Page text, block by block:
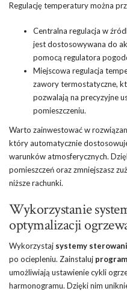
Regulację temperatury można
Centralna regulacja w
jest dostosowywana do
pomocą regulatora
Miejscowa regulacja
zawory termostatyczne,
pozwalają na precyzyjne
pomieszczeniu.
Warto zainwestować w
który automatycznie
warunków atmosferycznych.
pomieszczeń oraz zmniejszasz
niższe rachunki.
Wykorzystanie
optymalizacji
Wykorzystaj systemy
po ociepleniu. Zainstaluj
umożliwiają ustawienie cykli
harmonogramu. Dzięki nim